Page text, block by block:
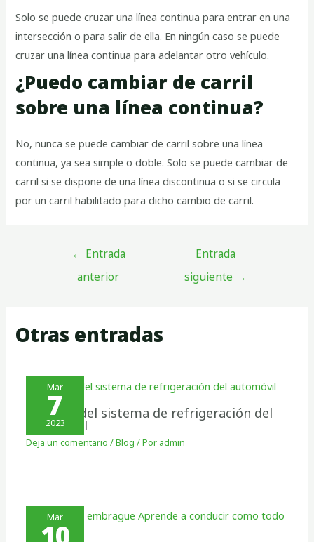
Solo se puede cruzar una línea continua para entrar en una
intersección o para salir de ella. En ningún caso se puede
cruzar una línea continua para adelantar otro vehículo.
¿Puedo cambiar de carril
sobre una línea continua?
No, nunca se puede cambiar de carril sobre una línea
continua, ya sea simple o doble. Solo se puede cambiar de
carril si se dispone de una línea discontinua o si se circula
por un carril habilitado para dicho cambio de carril.
← Entrada
anterior
Entrada
siguiente →
Otras entradas
Mar
7
2023
Cuidado del sistema de refrigeración del
automóvil
Deja un comentario /Blog / Por admin
Mar